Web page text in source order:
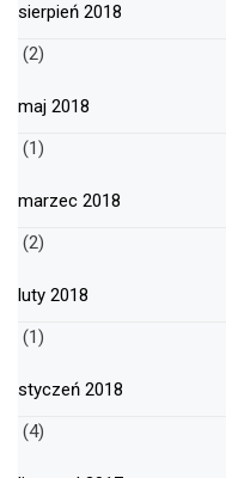
sierpień 2018
(2)
maj 2018
(1)
marzec 2018
(2)
luty 2018
(1)
styczeń 2018
(4)